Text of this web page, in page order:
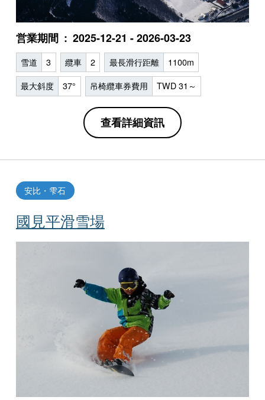
営業期間 2025-12-21 - 2026-03-23
雪道 3 纜車 2 最長滑行距離 1100m
最大斜度 37° 吊椅纜車券費用 TWD 31～
查看詳細資訊
國見平滑雪場
安比・雫石